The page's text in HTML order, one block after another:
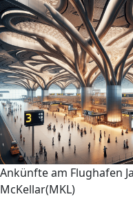
Ankünfte am Flughafen
McKellar(MKL)